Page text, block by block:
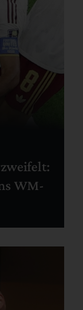
WM-